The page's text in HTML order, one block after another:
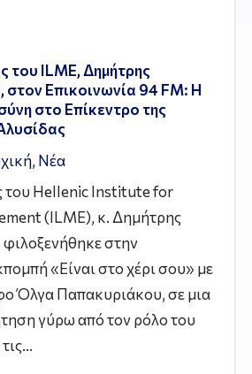
του ILME, Δημήτρης
Επικοινωνία 94 FM: Η
στο Επίκεντρο της
, Νέα
του Hellenic Institute for
(ILME), κ. Δημήτρης
στην
«Είναι στο χέρι σου» με
Όλγα Παπακυριάκου, σε μια
γύρω από τον ρόλο του